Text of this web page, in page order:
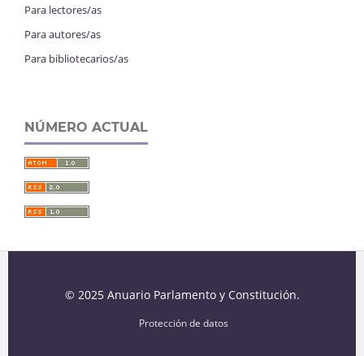
Para lectores/as
Para autores/as
Para bibliotecarios/as
NÚMERO ACTUAL
© 2025 Anuario Parlamento y Constitución.
Protección de datos